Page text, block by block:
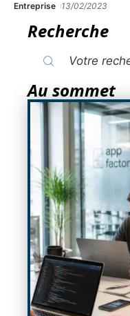
Entreprise 13/02/2023
Recherche
Au sommet